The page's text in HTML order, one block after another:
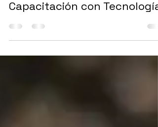
Grupo Nutresa:
Transformando la
Capacitación con Tecnología